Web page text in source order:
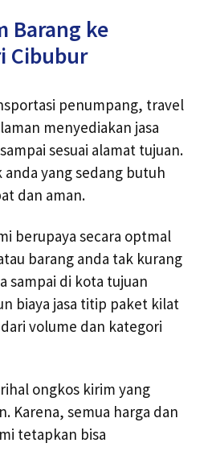
Barang ke
Cibubur
penumpang, travel
menyediakan jasa
sesuai alamat tujuan.
anda yang sedang butuh
dan aman.
berupaya secara optmal
barang anda tak kurang
sampai di kota tujuan
biaya jasa titip paket kilat
volume dan kategori
ongkos kirim yang
Karena, semua harga dan
tetapkan bisa